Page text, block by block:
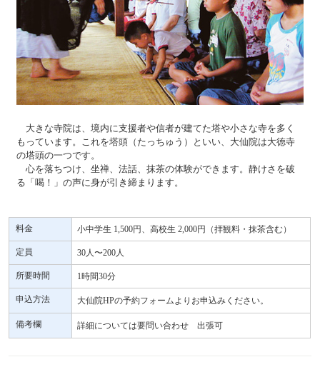
大きな寺院は、境内に支援者や信者が建てた塔や小さな寺を多く
もっています。これを塔頭（たっちゅう）といい、大仙院は大徳寺
の塔頭の一つです。
心を落ちつけ、坐禅、法話、抹茶の体験ができます。静けさを破
る「喝！」の声に身が引き締まります。
料金 小中学生 1,500円、高校生 2,000円（拝観料・抹茶含む）
定員 30人〜200人
所要時間 1時間30分
申込方法 大仙院HPの予約フォームよりお申込みください。
備考欄 詳細については要問い合わせ 出張可